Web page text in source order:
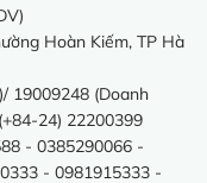
Hoàn Kiếm, TP Hà
19009248 (Doanh
24) 22200399
- 0385290066 -
- 0981915333 -